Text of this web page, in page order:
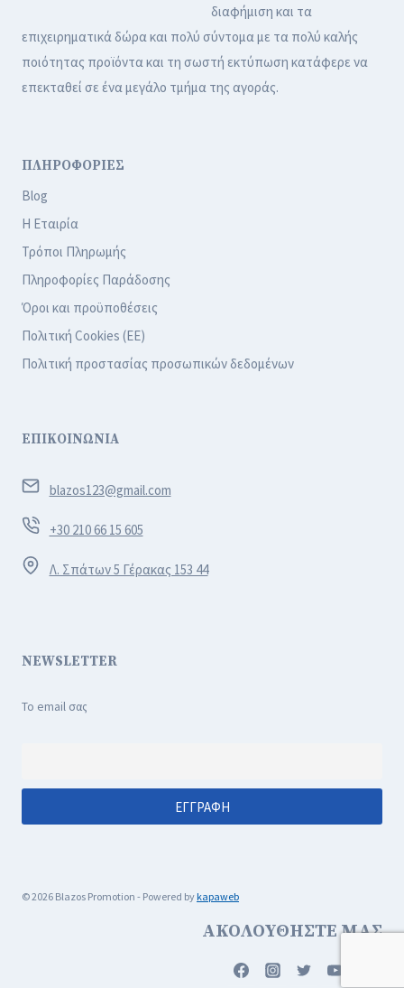
διαφήμιση και τα
επιχειρηματικά δώρα και πολύ σύντομα με τα πολύ καλής
ποιότητας προϊόντα και τη σωστή εκτύπωση κατάφερε να
επεκταθεί σε ένα μεγάλο τμήμα της αγοράς.
ΠΛΗΡΟΦΟΡΙΕΣ
Blog
Η Εταιρία
Τρόποι Πληρωμής
Πληροφορίες Παράδοσης
Όροι και προϋποθέσεις
Πολιτική Cookies (ΕΕ)
Πολιτική προστασίας προσωπικών δεδομένων
ΕΠΙΚΟΙΝΩΝΙΑ
blazos123@gmail.com
+30 210 66 15 605
Λ. Σπάτων 5 Γέρακας 153 44
NEWSLETTER
Το email σας
© 2026 Blazos Promotion - Powered by kapaweb
ΑΚΟΛΟΥΘΗΣΤΕ ΜΑΣ